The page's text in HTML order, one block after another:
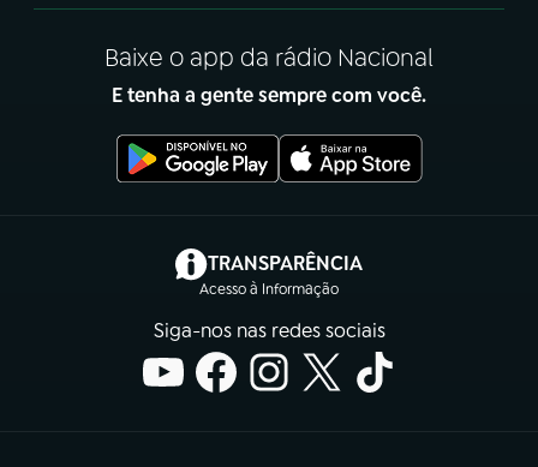
Baixe o app da rádio Nacional
E tenha a gente sempre com você.
TRANSPARÊNCIA
Acesso à Informação
(abre em nova aba)
Siga-nos nas redes sociais